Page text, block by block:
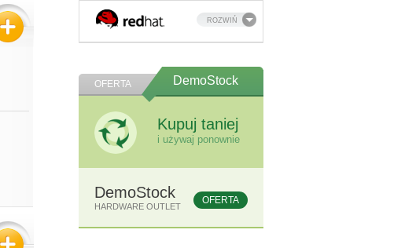
ROZWIŃ
OFERTA DemoStock
Kupuj taniej
i używaj ponownie
DemoStock OFERTA
HARDWARE OUTLET